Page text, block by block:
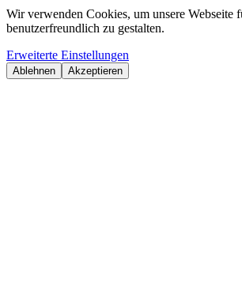
Wir verwenden Cookies, um unsere Webseite
benutzerfreundlich zu gestalten.
Erweiterte Einstellungen
Ablehnen Akzeptieren